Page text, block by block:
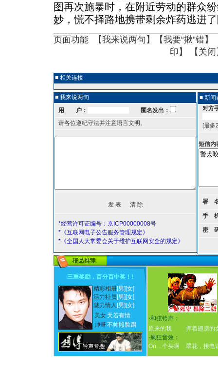
图再次施暴时，在附近劳动的群众
妙，慌不择路地携带剩余炸药逃进
页面功能 【我来说两句 】【我要“揪”错】
印 】 【 关闭
■ 相关连接
■ 我来说两句
用 户：
匿名发出：
请各位遵纪守法并注意语言文明。
*经营许可证编号：京ICP00000008号
*《互联网电子公告服务管理规定》
*《全国人大常委会关于维护互联网安全的规定》
■ 新闻
对方
[最多
短信内
署
手
密
三重奖励，百分百中奖！ !
精彩相册[男] [女]
活力社员 [男] [女]
魅力情人 [男] [女]
美女 天若有情
帅哥不帅照脸踢
·和弦铃声：
原来的我
挥着翅膀的
·疯狂音效：
On…个头啊
翠花，接